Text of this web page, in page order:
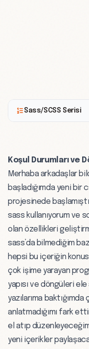
Sass/SCSS Serisi
Koşul Durumları ve
Merhaba arkadaşlar
başladığımda yeni bir
projesinede
sass kullanıyorum ve
olan özellikleri
sass’da bilmediğim
hepsi bu içeriğin
çok işime yarayan
yapısı ve döngüleri
yazılarıma baktığımda
anlatmadığımı fark
el atıp
yeni içerikler